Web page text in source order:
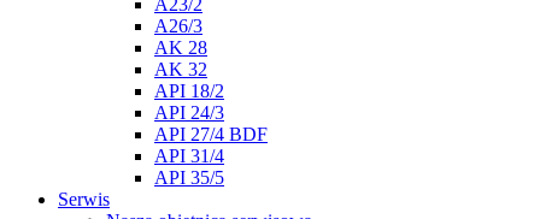
A23/2
A26/3
AK 28
AK 32
API 18/2
API 24/3
API 27/4 BDF
API 31/4
API 35/5
Serwis